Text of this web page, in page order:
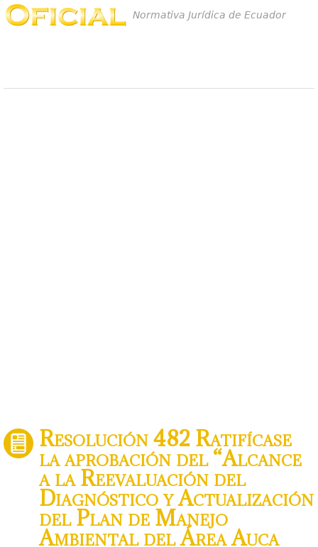
Normativa Jurídica de Ecuador
Resolución 482 Ratifícase
la aprobación del “Alcance
a la Reevaluación del
Diagnóstico y Actualización
del Plan de Manejo
Ambiental del Área Auca